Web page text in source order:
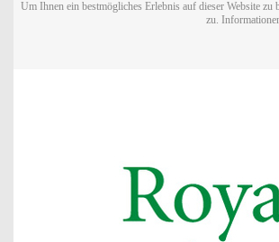
Um Ihnen ein bestmögliches Erlebnis auf dieser Website
zu.